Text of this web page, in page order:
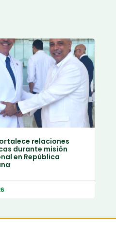
relaciones
durante misión
en República